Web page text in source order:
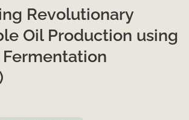
Revolutionary
Oil Production using